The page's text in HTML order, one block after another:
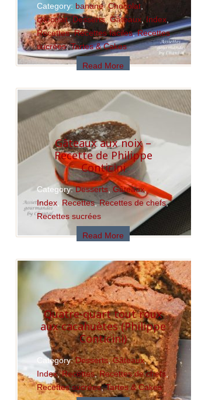
Category: banane,Chocolat,
chocolat,Desserts,Gâteaux,Index,
Recettes,Recettes faciles,Recettes
sucrées,Tartes & Cakes
Read More
Gâteaux aux noix –
Recette de Philippe
Conticini
Category:Desserts,Gâteaux,
Index, Recettes,Recettes de chefs,
Recettes sucrées
Read More
Quatre-quart tout roux
aux cacahuètes (Philippe
Conticini)
Category:Desserts,Gâteaux,
Index,Recettes,Recettes de chefs,
Recettes sucrées,Tartes & Cakes